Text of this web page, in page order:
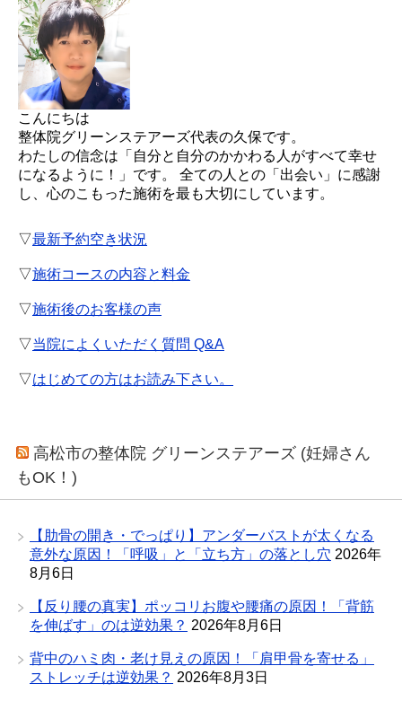
こんにちは
整体院グリーンステアーズ代表の久保です。
わたしの信念は「自分と自分のかかわる人がすべて幸せ
になるように！」です。 全ての人との「出会い」に感謝
し、心のこもった施術を最も大切にしています。
▽最新予約空き状況
▽施術コースの内容と料金
▽施術後のお客様の声
▽当院によくいただく質問 Q&A
▽はじめての方はお読み下さい。
高松市の整体院 グリーンステアーズ (妊婦さん
もOK！)
【肋骨の開き・でっぱり】アンダーバストが太くなる
意外な原因！「呼吸」と「立ち方」の落とし穴 2026年
8月6日
【反り腰の真実】ポッコリお腹や腰痛の原因！「背筋
を伸ばす」のは逆効果？ 2026年8月6日
背中のハミ肉・老け見えの原因！「肩甲骨を寄せる」
ストレッチは逆効果？ 2026年8月3日